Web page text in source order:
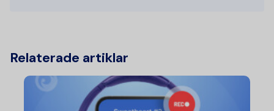
Relaterade artiklar